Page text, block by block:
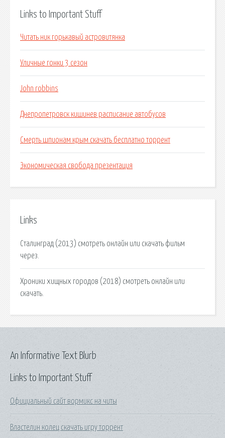
Links to Important Stuff
Читать ник горькавый астровитянка
Уличные гонки 3 сезон
John robbins
Днепропетровск кишинев расписание автобусов
Смерть шпионам крым скачать бесплатно торрент
Экономическая свобода презентация
Links
Сталинград (2013) смотреть онлайн или скачать фильм
через.
Хроники хищных городов (2018) смотреть онлайн или
скачать.
Links to Important Stuff
Официальный сайт вормикс на читы
Властелин колец скачать игру торрент
An Informative Text Blurb